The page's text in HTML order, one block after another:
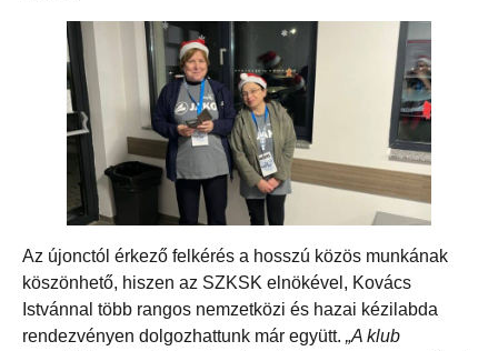
Az újonctól érkező felkérés a hosszú közös munkának
köszönhető, hiszen az SZKSK elnökével, Kovács
Istvánnal több rangos nemzetközi és hazai kézilabda
rendezvényen dolgozhattunk már együtt. „A klub